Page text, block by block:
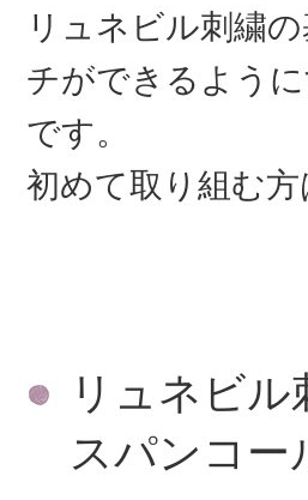
リュネビル刺繍
チができるよう
です。
初めて取り組む
リュネビ
スパンコー